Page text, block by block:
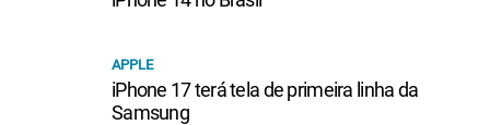
APPLE
iPhone 17 terá tela de primeira linha da
Samsung